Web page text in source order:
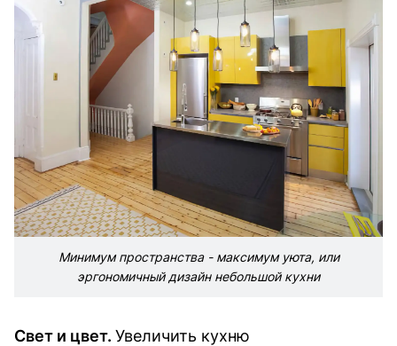
Минимум пространства - максимум уюта, или
эргономичный дизайн небольшой кухни
Свет и цвет. Увеличить кухню